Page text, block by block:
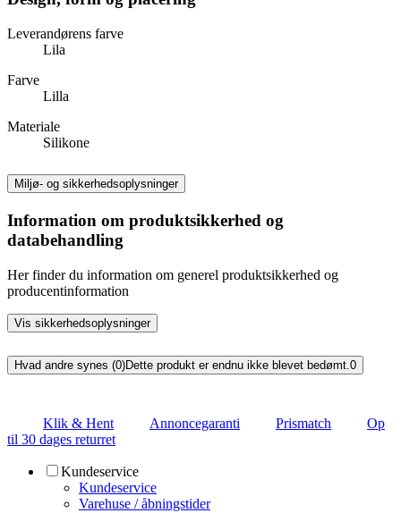
Leverandørens farve
Lila
Farve
Lilla
Materiale
Silikone
Miljø- og sikkerhedsoplysninger
Information om produktsikkerhed og
databehandling
Her finder du information om generel produktsikkerhed og
producentinformation
Vis sikkerhedsoplysninger
Hvad andre synes (0)Dette produkt er endnu ikke blevet bedømt. 0
Klik & Hent Annoncegaranti Prismatch
Op
til 30 dages returret
Kundeservice
Kundeservice
Varehuse / åbningstider